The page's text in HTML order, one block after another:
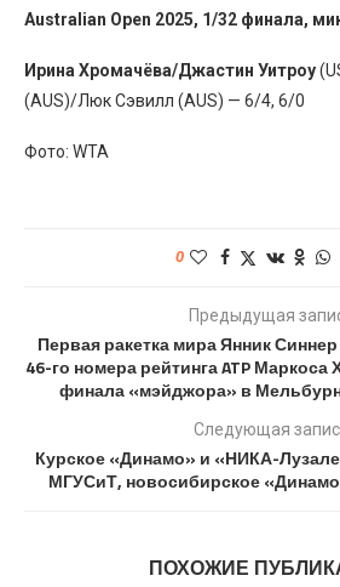
Australian Open 2025, 1/32 финала,
Ирина Хромачёва/Джастин Уитроу
(AUS)/Люк Сэвилл (AUS) — 6/4, 6/0
Фото: WTA
0
Предыдущая
Первая ракетка мира Янник
46-го номера рейтинга ATP
финала «мэйджора» в
Следующая
Курское «Динамо» и «НИКА-
МГУСиТ, новосибирское
ПОХОЖИЕ